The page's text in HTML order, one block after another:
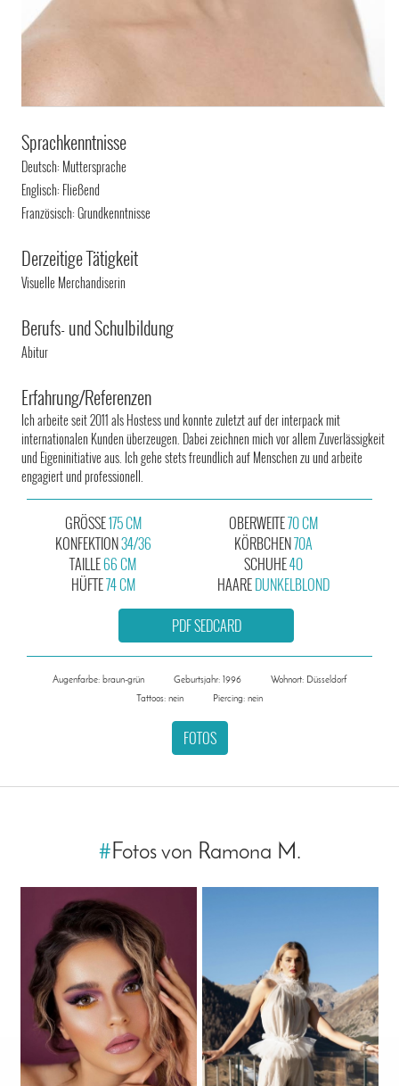
Sprachkenntnisse
Deutsch: Muttersprache
Englisch: Fließend
Französisch: Grundkenntnisse
Derzeitige Tätigkeit
Visuelle Merchandiserin
Berufs- und Schulbildung
Abitur
Erfahrung/Referenzen
Ich arbeite seit 2011 als Hostess und konnte zuletzt auf der interpack mit
internationalen Kunden überzeugen. Dabei zeichnen mich vor allem Zuverlässigkeit
und Eigeninitiative aus. Ich gehe stets freundlich auf Menschen zu und arbeite
engagiert und professionell.
GRÖSSE175 CM
KONFEKTION34/36
OBERWEITE70 CM
KÖRBCHEN70A
TAILLE66 CM
HÜFTE74 CM
SCHUHE40
HAAREDUNKELBLOND
PDF SEDCARD
Augenfarbe: braun-grün Geburtsjahr: 1996
Wohnort: Düsseldorf
Tattoos: nein
Piercing: nein
FOTOS
# Fotos von Ramona M.